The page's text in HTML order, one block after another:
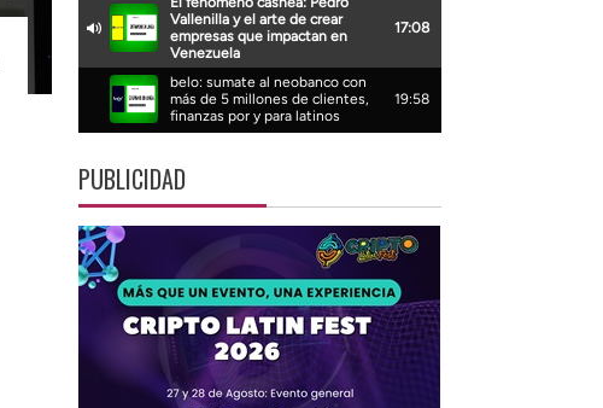
PUBLICIDAD